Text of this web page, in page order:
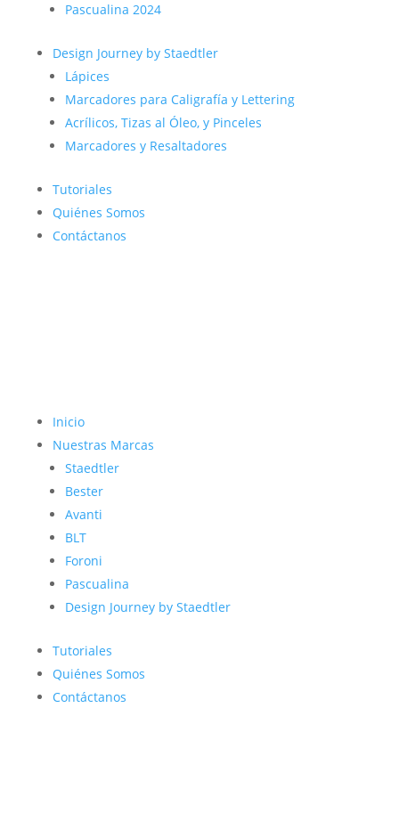
Pascualina 2024
Design Journey by Staedtler
Lápices
Marcadores para Caligrafía y Lettering
Acrílicos, Tizas al Óleo, y Pinceles
Marcadores y Resaltadores
Tutoriales
Quiénes Somos
Contáctanos
Inicio
Nuestras Marcas
Staedtler
Bester
Avanti
BLT
Foroni
Pascualina
Design Journey by Staedtler
Tutoriales
Quiénes Somos
Contáctanos